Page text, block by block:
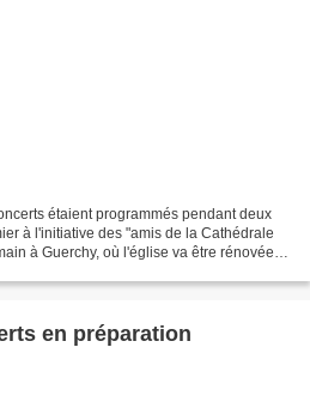
étaient programmés pendant deux
à l'initiative des "amis de la Cathédrale
à Guerchy, où l'église va être rénovée
en préparation